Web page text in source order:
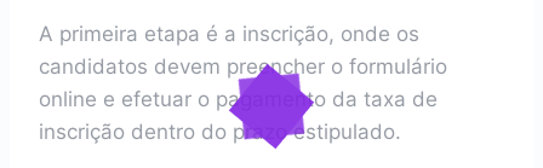
A primeira etapa é a inscrição, onde os
candidatos devem preencher o formulário
online e efetuar o pagamento da taxa de
inscrição dentro do prazo estipulado.